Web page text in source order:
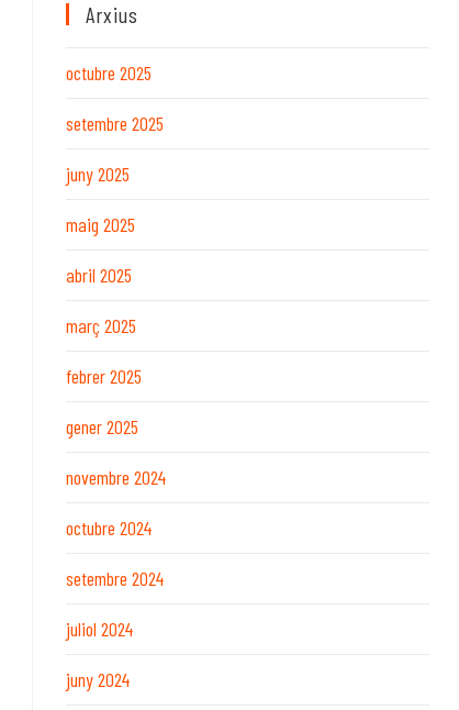
Arxius
octubre 2025
setembre 2025
juny 2025
maig 2025
abril 2025
març 2025
febrer 2025
gener 2025
novembre 2024
octubre 2024
setembre 2024
juliol 2024
juny 2024